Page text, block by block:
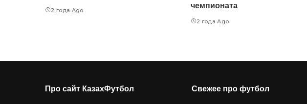
2 года Ago
чемпионата
2 года Ago
Про сайт КазахФутбол Свежее про футбол